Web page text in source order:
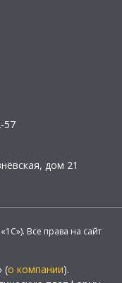
57
дом 21
Все права на сайт
(о компании).